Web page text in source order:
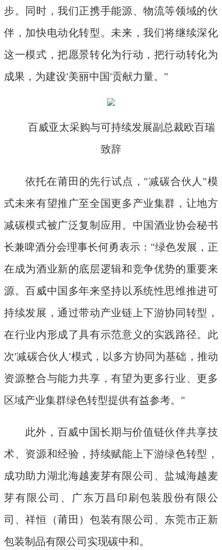
步。同时，我们正携手能源、物流等领域的伙
伴，加快电动化转型。未来，我们将继续深化
这一模式，把愿景转化为行动，把行动转化为
成果，为建设'美丽中国'贡献力量。"
百威亚太采购与可持续发展副总裁欧百瑞
致辞
依托在莆田的先行试点， "减碳合伙人"模
式未来有望推广至全国更多产业集群，让地方
减碳模式被广泛复制应用。中国酒业协会秘书
长兼啤酒分会理事长何勇表示："绿色发展，正
在成为酒业新的底层逻辑和竞争优势的重要来
源。百威中国多年来坚持以系统性思维推进可
持续发展，通过带动产业链上下游协同转型，
在行业内形成了具有示范意义的实践路径。此
次'减碳合伙人'模式，以多方协同为基础，推动
资源整合与能力共享，有望为更多行业、更多
区域产业集群绿色转型提供有益参考。"
此外，百威中国长期与价值链伙伴共享技
术、资源和经验，持续赋能上下游绿色转型，
成功助力湖北海越麦芽有限公司、盐城海越麦
芽有限公司、广东万昌印刷包装股份有限公
司、祥恒（莆田）包装有限公司、东莞市正新
包装制品有限公司实现碳中和。